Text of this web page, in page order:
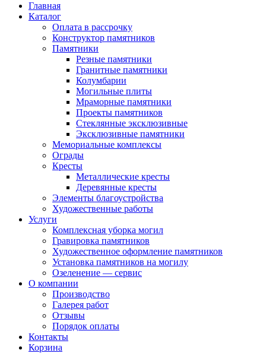
Главная
Каталог
Оплата в рассрочку
Конструктор памятников
Памятники
Резные памятники
Гранитные памятники
Колумбарии
Могильные плиты
Мраморные памятники
Проекты памятников
Стеклянные эксклюзивные
Эксклюзивные памятники
Мемориальные комплексы
Ограды
Кресты
Металлические кресты
Деревянные кресты
Элементы благоустройства
Художественные работы
Услуги
Комплексная уборка могил
Гравировка памятников
Художественное оформление памятников
Установка памятников на могилу
Озеленение — сервис
О компании
Производство
Галерея работ
Отзывы
Порядок оплаты
Контакты
Корзина